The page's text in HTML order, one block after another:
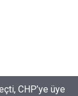
CHP’ye üye